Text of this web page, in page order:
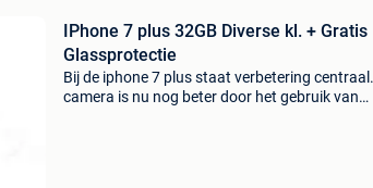
IPhone 7 plus 32GB Diverse kl. + Gratis
Glassprotectie
Bij de iphone 7 plus staat verbetering
camera is nu nog beter door het gebruik van